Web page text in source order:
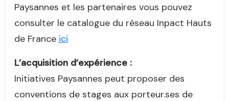
Paysannes et les partenaires vous pouvez
consulter le catalogue du réseau Inpact Hauts
de France ici
L’acquisition d’expérience :
Initiatives Paysannes peut proposer des
conventions de stages aux porteur.ses de